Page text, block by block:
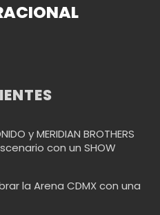
y MERIDIAN BROTHERS
con un SHOW
la Arena CDMX con una